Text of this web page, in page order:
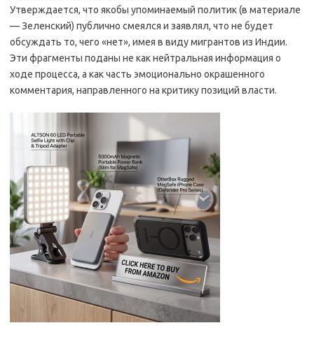
Утверждается, что якобы упоминаемый политик (в материале
— Зеленский) публично смеялся и заявлял, что не будет
обсуждать то, чего «нет», имея в виду мигрантов из Индии.
Эти фрагменты поданы не как нейтральная информация о
ходе процесса, а как часть эмоционально окрашенного
комментария, направленного на критику позиций власти.